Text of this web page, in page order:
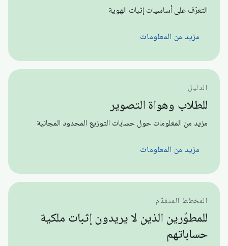
التعرّف على أساسيات إثبات الهوية
مزيد من المعلومات
الدليل
للطلاب وهواة التصوير
مزيد من المعلومات حول حسابات التوزيع المحدود المجانية
مزيد من المعلومات
المخطط المتقدّم
للمطوّرين الذين لا يريدون إثبات ملكية
حساباتهم